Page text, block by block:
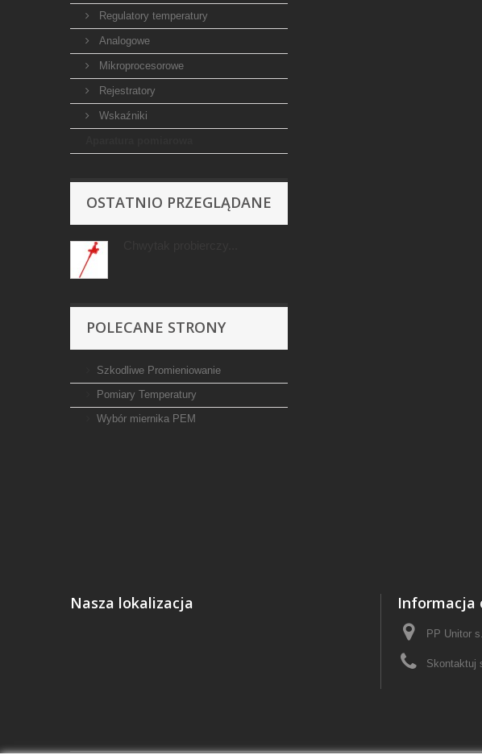
Regulatory temperatury
Analogowe
Mikroprocesorowe
Rejestratory
Wskaźniki
OSTATNIO PRZEGLĄDANE
POLECANE STRONY
Szkodliwe Promieniowanie
Pomiary Temperatury
Wybór miernika PEM
Nasza lokalizacja Informacja
PP Unitor
Skontaktuj